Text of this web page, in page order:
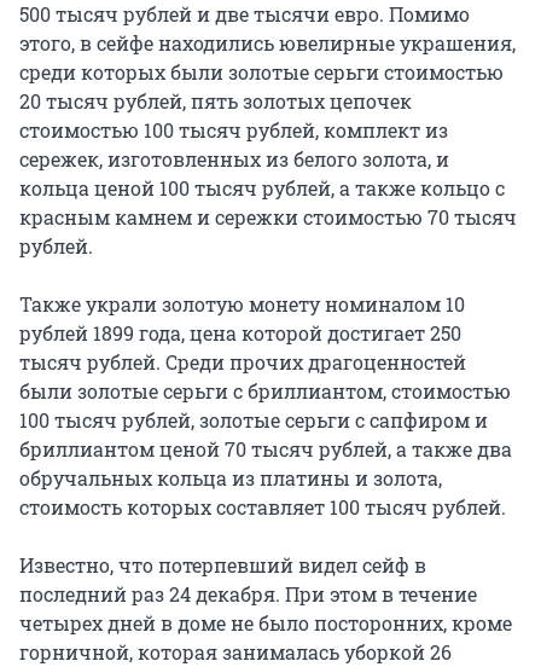
500 тысяч рублей и две тысячи евро. Помимо
этого, в сейфе находились ювелирные украшения,
среди которых были золотые серьги стоимостью
20 тысяч рублей, пять золотых цепочек
стоимостью 100 тысяч рублей, комплект из
сережек, изготовленных из белого золота, и
кольца ценой 100 тысяч рублей, а также кольцо с
красным камнем и сережки стоимостью 70 тысяч
рублей.
Также украли золотую монету номиналом 10
рублей 1899 года, цена которой достигает 250
тысяч рублей. Среди прочих драгоценностей
были золотые серьги с бриллиантом, стоимостью
100 тысяч рублей, золотые серьги с сапфиром и
бриллиантом ценой 70 тысяч рублей, а также два
обручальных кольца из платины и золота,
стоимость которых составляет 100 тысяч рублей.
Известно, что потерпевший видел сейф в
последний раз 24 декабря. При этом в течение
четырех дней в доме не было посторонних, кроме
горничной, которая занималась уборкой 26